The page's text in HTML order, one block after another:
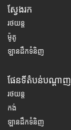
ស្វែងរក
រថយន្ត
ម៉ូតូ
ឡានដឹកទំនិញ
ផែនទីតំបន់បណ្តាញ
រថយន្ត
កង់
ឡានដឹកទំនិញ